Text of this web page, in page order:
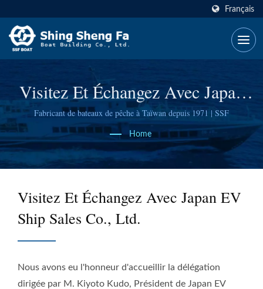
Français
Visitez Et Échangez Avec Japan
EV Ship Sales Co., Ltd.
Fabricant de bateaux de pêche à Taïwan depuis 1971 | SSF
Home
Visitez Et Échangez Avec Japan EV
Ship Sales Co., Ltd.
Nous avons eu l'honneur d'accueillir la délégation
dirigée par M. Kiyoto Kudo, Président de Japan EV